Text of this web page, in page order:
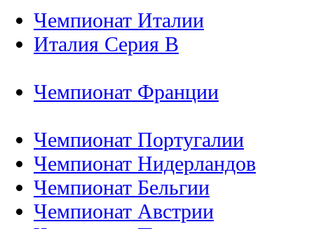
Чемпионат Италии
Италия Серия B
Чемпионат Франции
Чемпионат Португалии
Чемпионат Нидерландов
Чемпионат Бельгии
Чемпионат Австрии